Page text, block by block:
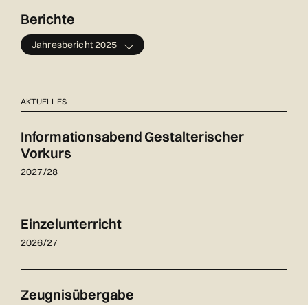
Berichte
Jahresbericht 2025
AKTUELLES
Informationsabend Gestalterischer
Vorkurs
2027/28
Einzelunterricht
2026/27
Zeugnisübergabe